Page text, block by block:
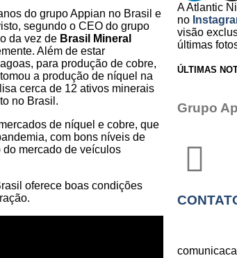
do grupo Appian no Brasil e
segundo o CEO do grupo
da vez de Brasil Mineral
Além de estar
para produção de cobre,
a produção de níquel na
cerca de 12 ativos minerais
no Brasil.
de níquel e cobre, que
com bons níveis de
mercado de veículos
oferece boas condições
A Atlantic
no
visão
últimas
ÚLTIMAS
Grupo